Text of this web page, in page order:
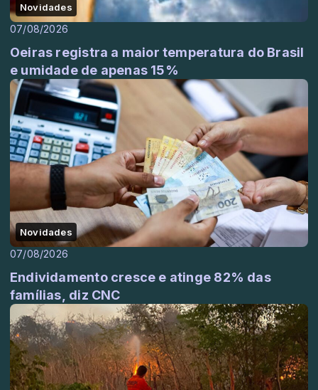
Novidades
07/08/2026
Oeiras registra a maior temperatura do Brasil
e umidade de apenas 15%
Novidades
07/08/2026
Endividamento cresce e atinge 82% das
famílias, diz CNC